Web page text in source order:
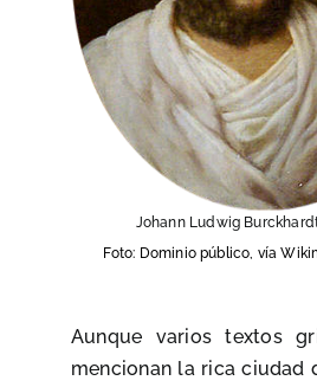
Johann Ludwig Burckhardt
Foto: Dominio público, vía
Aunque varios textos
mencionan la rica ciudad